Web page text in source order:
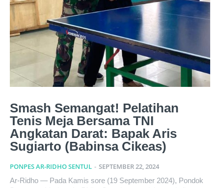
Smash Semangat! Pelatihan
Tenis Meja Bersama TNI
Angkatan Darat: Bapak Aris
Sugiarto (Babinsa Cikeas)
PONPES AR-RIDHO SENTUL - SEPTEMBER 22, 2024
Ar-Ridho — Pada Kamis sore (19 September 2024), Pondok